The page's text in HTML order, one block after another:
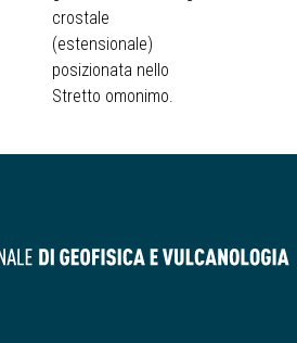
crostale
(estensionale)
posizionata nello
Stretto omonimo.